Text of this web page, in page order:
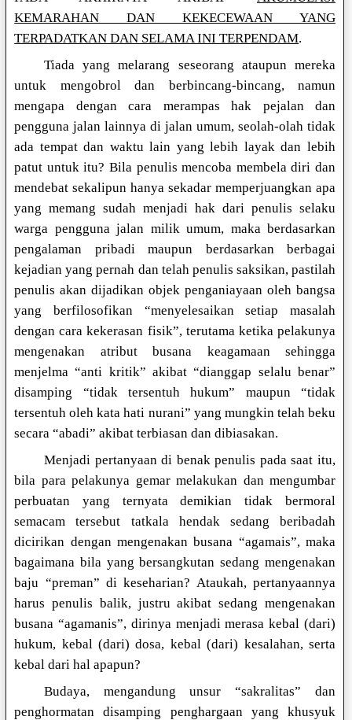
KEMARAHAN DAN KEKECEWAAN YANG
TERPADATKAN DAN SELAMA INI TERPENDAM.
Tiada yang melarang seseorang ataupun mereka
untuk mengobrol dan berbincang-bincang, namun
mengapa dengan cara merampas hak pejalan dan
pengguna jalan lainnya di jalan umum, seolah-olah tidak
ada tempat dan waktu lain yang lebih layak dan lebih
patut untuk itu? Bila penulis mencoba membela diri dan
mendebat sekalipun hanya sekadar memperjuangkan apa
yang memang sudah menjadi hak dari penulis selaku
warga pengguna jalan milik umum, maka berdasarkan
pengalaman pribadi maupun berdasarkan berbagai
kejadian yang pernah dan telah penulis saksikan, pastilah
penulis akan dijadikan objek penganiayaan oleh bangsa
yang berfilosofikan “menyelesaikan setiap masalah
dengan cara kekerasan fisik”, terutama ketika pelakunya
mengenakan atribut busana keagamaan sehingga
menjelma “anti kritik” akibat “dianggap selalu benar”
disamping “tidak tersentuh hukum” maupun “tidak
tersentuh oleh kata hati nurani” yang mungkin telah beku
secara “abadi” akibat terbiasan dan dibiasakan.
Menjadi pertanyaan di benak penulis pada saat itu,
bila para pelakunya gemar melakukan dan mengumbar
perbuatan yang ternyata demikian tidak bermoral
semacam tersebut tatkala hendak sedang beribadah
dicirikan dengan mengenakan busana “agamais”, maka
bagaimana bila yang bersangkutan sedang mengenakan
baju “preman” di keseharian? Ataukah, pertanyaannya
harus penulis balik, justru akibat sedang mengenakan
busana “agamanis”, dirinya menjadi merasa kebal (dari)
hukum, kebal (dari) dosa, kebal (dari) kesalahan, serta
kebal dari hal apapun?
Budaya, mengandung unsur “sakralitas” dan
penghormatan disamping penghargaan yang khusyuk